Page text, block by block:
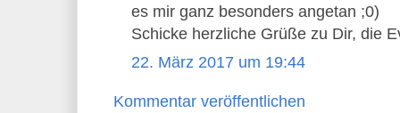
es mir ganz besonders angetan ;0)
Schicke herzliche Grüße zu Dir, die
22. März 2017 um 19:44
Kommentar veröffentlichen